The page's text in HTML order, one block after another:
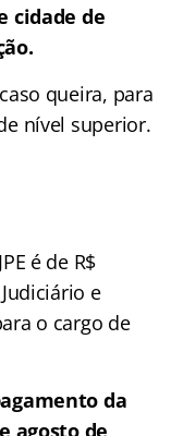
cidade de
queira, para
nível superior.
é de R$
e
o cargo de
da
agosto de